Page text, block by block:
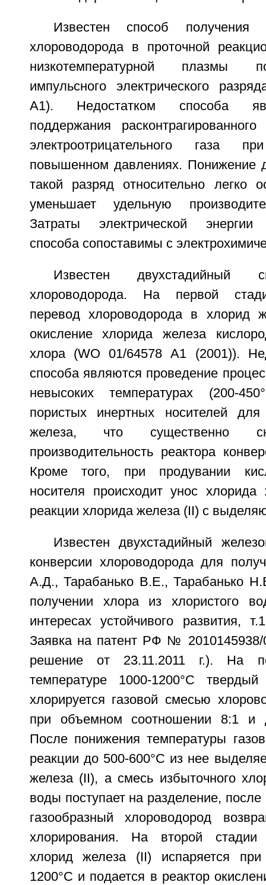
Известен способ получения
хлороводорода в проточной
низкотемпературной плазмы
импульсного электрического
А1). Недостатком способа
поддержания
электроотрицательного газа
повышенном давлениях. Понижение
такой разряд относительно легко
уменьшает удельную
Затраты электрической энергии
способа сопоставимы с
Известен двухстадийный
хлороводорода. На первой
перевод хлороводорода в хлорид
окисление хлорида железа
хлора (WO 01/64578 А1 (2001)).
способа являются проведение
невысоких температурах (200-
пористых инертных носителей
железа, что существенно
производительность реактора
Кроме того, при продувании
носителя происходит унос
реакции хлорида железа (II) с
Известен двухстадийный
конверсии хлороводорода для
А.Д., Тарабанько В.Е., Тарабанько
получении хлора из хлористого
интересах устойчивого развития,
Заявка на патент РФ № 2010145938/
решение от 23.11.2011 г.). На
температуре 1000-1200°С
хлорируется газовой смесью
при объемном соотношении 8:1
После понижения температуры
реакции до 500-600°С из нее
железа (II), а смесь избыточного
воды поступает на разделение,
газообразный хлороводород
хлорирования. На второй стадии
хлорид железа (II) испаряется при
1200°С и подается в реактор